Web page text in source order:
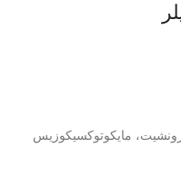
مایکوتوکسیکوزیس